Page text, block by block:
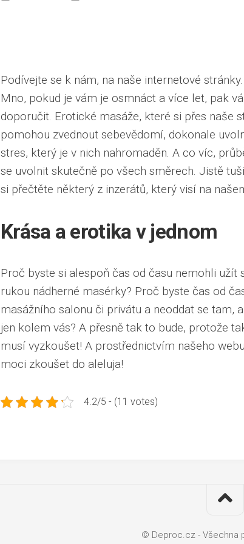
Podívejte se k nám, na naše internetové
Mno, pokud je vám je osmnáct a více let, pak
doporučit. Erotické masáže, které si přes naše
pomohou zvednout sebevědomí, dokonale
stres, který je v nich nahromaděn. A co víc,
se uvolnit skutečně po všech směrech. Jistě
si přečtěte některý z inzerátů, který visí na
Krása a erotika v jednom
Proč byste si alespoň čas od času nemohli
rukou nádherné masérky? Proč byste čas od
masážního salonu či privátu a neoddat se tam,
jen kolem vás? A přesně tak to bude, protože
musí vyzkoušet! A prostřednictvím našeho
moci zkoušet do aleluja!
4.2/5 - (11 votes)
© Deproc.cz - Všechna